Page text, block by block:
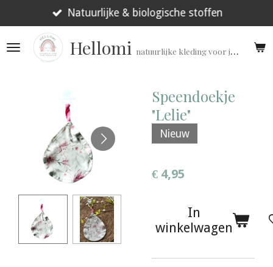
direct
naar
Hellomi natuurlijke kleding voor jouw prematuur!
Natuurlijke & biologische stoffen
Speendoekje
"Lelie"
Nieuw
€ 4,95
In
winkelwagen